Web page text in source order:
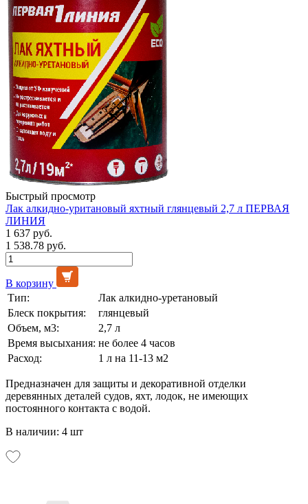
Быстрый просмотр
Лак алкидно-уритановый яхтный глянцевый 2,7 л ПЕРВАЯ
ЛИНИЯ
1 637 руб.
1 538.78 руб.
В корзину
Тип:
Лак алкидно-уретановый
Блеск покрытия:
глянцевый
Объем, м3:
2,7 л
Время высыхания: не более 4 часов
Расход:
1 л на 11-13 м2
Предназначен для защиты и декоративной отделки
деревянных деталей судов, яхт, лодок, не имеющих
постоянного контакта с водой.
В наличии: 4 шт